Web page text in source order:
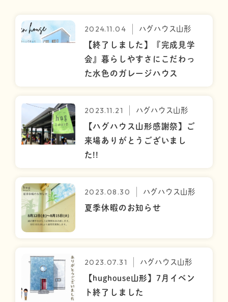
2024.11.04 ハグハウス山形
【終了しました】『完成見学
会』暮らしやすさにこだわっ
た水色のガレージハウス
2023.11.21 ハグハウス山形
【ハグハウス山形感謝祭】ご
来場ありがとうございまし
た!!
2023.08.30 ハグハウス山形
夏季休暇のお知らせ
2023.07.31 ハグハウス山形
【hughouse山形】7月イベン
ト終了しました